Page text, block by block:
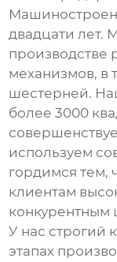
двадцати лет.
производстве
механизмов, в
шестерней.
более 3000
используем
гордимся
клиентам
конкурентным
У нас строгий
этапах